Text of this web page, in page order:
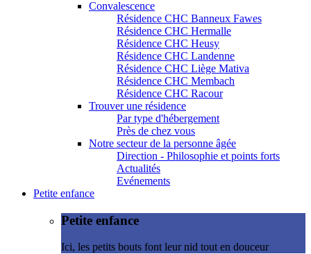
Convalescence
Résidence CHC Banneux Fawes
Résidence CHC Hermalle
Résidence CHC Heusy
Résidence CHC Landenne
Résidence CHC Liège Mativa
Résidence CHC Membach
Résidence CHC Racour
Trouver une résidence
Par type d'hébergement
Près de chez vous
Notre secteur de la personne âgée
Direction - Philosophie et points forts
Actualités
Evénements
Petite enfance
Petite enfance
Ici, les petits bouts font leur nid tout en douceur